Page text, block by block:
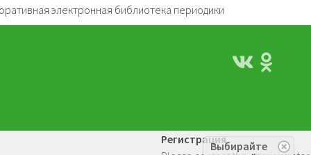
электронная библиотека периодики
Регистрация
Выбирайте